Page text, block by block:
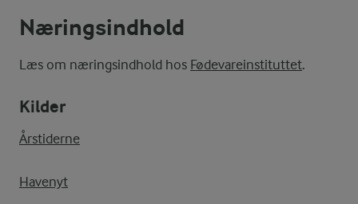
Næringsindhold
Læs om næringsindhold hos Fødevareinstituttet.
Kilder
Årstiderne
Havenyt